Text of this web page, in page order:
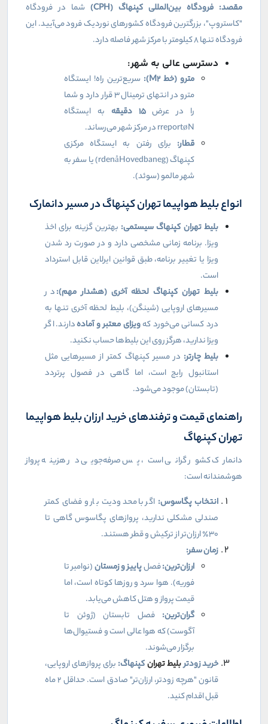
مقصد: فرودگاه بین‌المللی کپنهاگ (CPH
) شما در فرودگاه
"کاستروپ"، بزرگترین فرودگاه کشورهای نوردیک فرود می‌آیید. این
فرودگاه تنها ۸ کیلومتر با مرکز شهر فاصله دارد.
دسترسی عالی به شهر:
مترو (خطM2
): سریع‌ترین راه! ایستگاه
مترو در انتهای ترمینال ۳ قرار دارد و شما
را در عرض۱۵ دقیقه به ایستگاه
N
ø
rreportدر مرکز شهر می‌رساند.
قطار: برای رفتن به ایستگاه مرکزی
کپنهاگ (Hovedbaneg
å
rden) یا سفر به
شهر مالمو (سوئد).
انواع بلیط هواپیما تهران کپنهاگ در مسیر دانمارک
بلیط تهران کپنهاگ سیستمی: بهترین گزینه برای اخذ
ویزا. برنامه زمانی مشخصی دارد و در صورت رد شدن
ویزا یا تغییر برنامه، طبق قوانین ایرلاین قابل استرداد
است.
بلیط تهران کپنهاگ لحظه آخری (هشدار مهم):در
مسیرهای اروپایی (شینگن)، بلیط لحظه آخری تنها به
درد کسانی می‌خورد کهویزای معتبر و آمادهدارند. اگر
ویزا ندارید، هرگز روی این بلیط‌ها حساب نکنید.
بلیط چارتر: در مسیر کپنهاگ کمتر از مسیرهایی مثل
استانبول رایج است، اما گاهی در فصول پرتردد
(تابستان) موجود می‌شود.
راهنمای قیمت و ترفندهای خرید ارزان بلیط هواپیما
تهران کپنهاگ
دانمارک کشور گرانی است، پس صرفه‌جویی در هزینه پرواز
هوشمندانه است:
انتخاب پگاسوس: اگر با محدودیت بار و فضای کمتر
صندلی مشکلی ندارید، پروازهای پگاسوس گاهی تا
۳۰٪ ارزان‌تر از ترکیش و قطر هستند.
زمان سفر:
ارزان‌ترین:فصلپاییز و زمستان(نوامبر تا
فوریه). هوا سرد و روزها کوتاه است، اما
قیمت پرواز و هتل کاهش می‌یابد.
گران‌ترین: فصل تابستان (ژوئن تا
آگوست) که هوا عالی است و فستیوال‌ها
برگزار می‌شوند.
خرید زودتربلیط تهرانکپنهاگ: برای پروازهای اروپایی،
قانون "هرچه زودتر، ارزان‌تر" صادق است. حداقل ۲ ماه
قبل اقدام کنید.